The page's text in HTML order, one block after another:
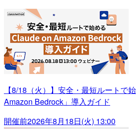
【8/18（火）】安全・最短ルートで
Amazon Bedrock」導入ガイド
開催前2026年8月18日(火) 13:00